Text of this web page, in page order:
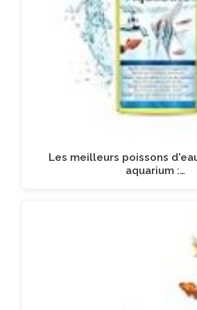
Les meilleurs poissons
aquarium :…